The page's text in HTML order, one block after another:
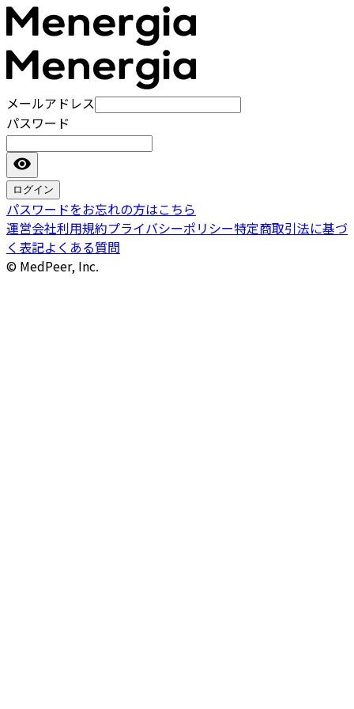
メールアドレス
パスワード
ログイン
パスワードをお忘れの方はこちら
運営会社利用規約プライバシーポリシー特定商取引法に基づ
く表記よくある質問
© MedPeer, Inc.